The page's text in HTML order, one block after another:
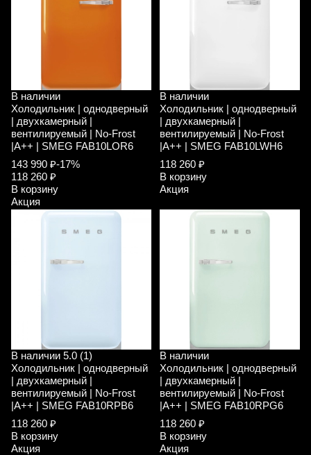
В наличии
Холодильник | однодверный
| двухкамерный |
вентилируемый | No-Frost
|A++ | SMEG FAB10LOR6
143 990 ₽-17%
118 260 ₽
В корзину
Акция
В наличии
Холодильник | однодверный
| двухкамерный |
вентилируемый | No-Frost
|A++ | SMEG FAB10LWH6
118 260 ₽
В корзину
Акция
В наличии 5.0 (1)
Холодильник | однодверный
| двухкамерный |
вентилируемый | No-Frost
|A++ | SMEG FAB10RPB6
118 260 ₽
В корзину
Акция
В наличии
Холодильник | однодверный
| двухкамерный |
вентилируемый | No-Frost
|A++ | SMEG FAB10RPG6
118 260 ₽
В корзину
Акция